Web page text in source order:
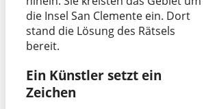
die Insel San Clemente ein. Dort
stand die Lösung des Rätsels
bereit.
Ein Künstler setzt ein
Zeichen